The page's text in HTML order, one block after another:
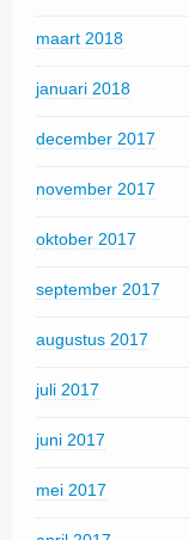
maart 2018
januari 2018
december 2017
november 2017
oktober 2017
september 2017
augustus 2017
juli 2017
juni 2017
mei 2017